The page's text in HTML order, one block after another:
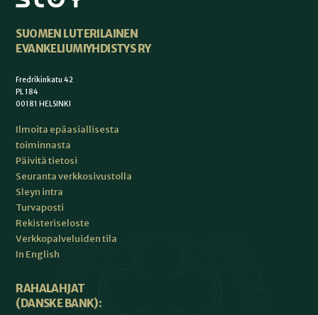
SUOMEN LUTERILAINEN
EVANKELIUMIYHDISTYS RY
Fredrikinkatu 42
PL 184
00181 HELSINKI
Ilmoita epäasiallisesta
toiminnasta
Päivitä tietosi
Seuranta verkkosivustolla
Sleyn intra
Turvaposti
Rekisteriseloste
Verkkopalveluiden tila
In English
RAHALAHJAT
(DANSKE BANK):